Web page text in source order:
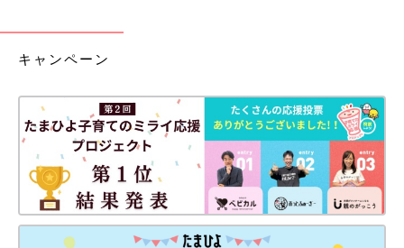
キャンペーン